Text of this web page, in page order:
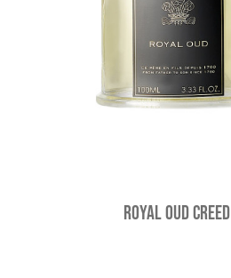
Royal Oud Creed